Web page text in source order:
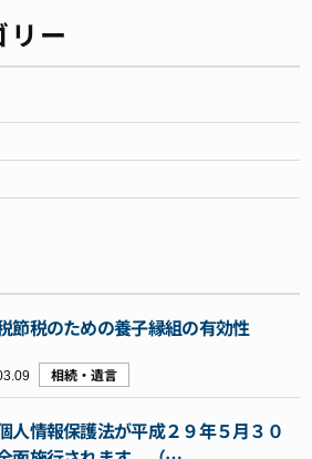
リー
節税のための養子縁組の有効性
相続・遺言
人情報保護法が平成２９年５月３０